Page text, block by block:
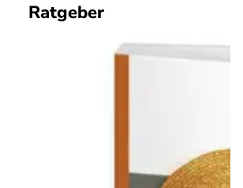
Ratgeber